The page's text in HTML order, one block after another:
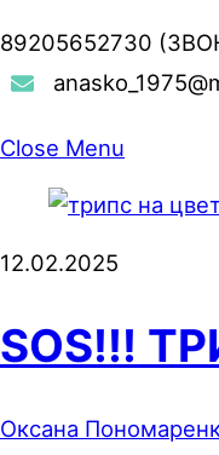
89205652730
Close Menu
12.02.2025
SOS!!!
Оксана